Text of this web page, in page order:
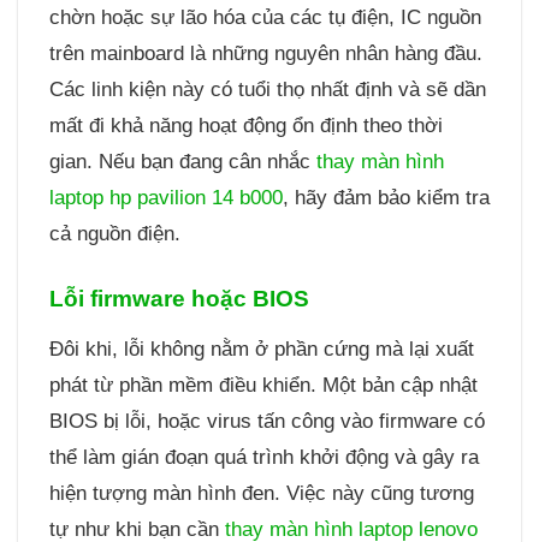
chờn hoặc sự lão hóa của các tụ điện, IC nguồn
trên mainboard là những nguyên nhân hàng đầu.
Các linh kiện này có tuổi thọ nhất định và sẽ dần
mất đi khả năng hoạt động ổn định theo thời
gian. Nếu bạn đang cân nhắc thay màn hình
laptop hp pavilion 14 b000, hãy đảm bảo kiểm tra
cả nguồn điện.
Lỗi firmware hoặc BIOS
Đôi khi, lỗi không nằm ở phần cứng mà lại xuất
phát từ phần mềm điều khiển. Một bản cập nhật
BIOS bị lỗi, hoặc virus tấn công vào firmware có
thể làm gián đoạn quá trình khởi động và gây ra
hiện tượng màn hình đen. Việc này cũng tương
tự như khi bạn cần thay màn hình laptop lenovo